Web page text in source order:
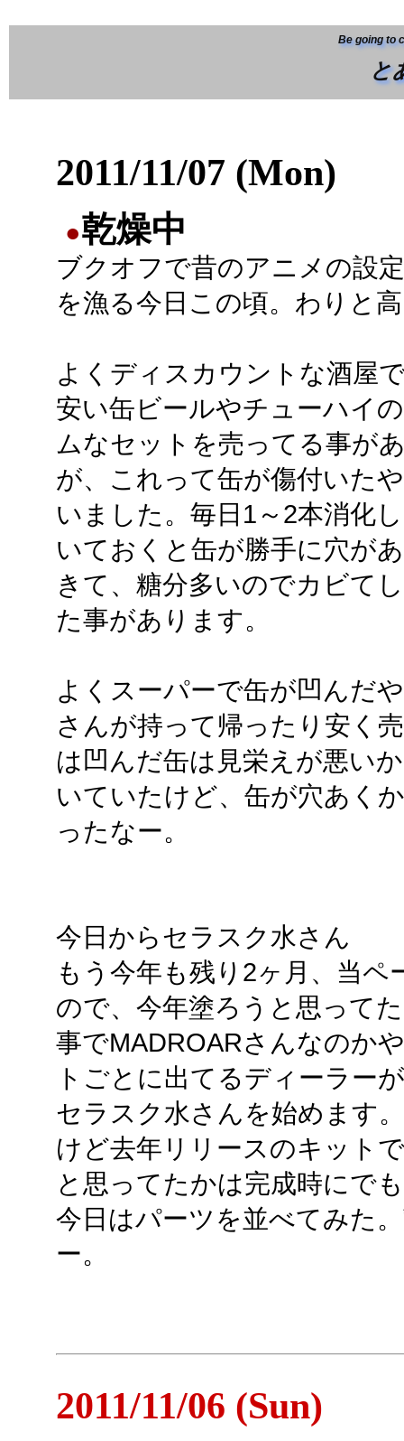
Be going to
と
2011/11/07 (Mon)
●乾燥中
ブクオフで昔のアニメの設
を漁る今日この頃。わりと
よくディスカウントな酒屋
安い缶ビールやチューハイ
ムなセットを売ってる事が
が、これって缶が傷付いた
いました。毎日1～2本消化
いておくと缶が勝手に穴が
きて、糖分多いのでカビて
た事があります。
よくスーパーで缶が凹んだ
さんが持って帰ったり安く
は凹んだ缶は見栄えが悪い
いていたけど、缶が穴あく
ったなー。
今日からセラスク水さん
もう今年も残り2ヶ月、当
ので、今年塗ろうと思って
事でMADROARさんなのか
トごとに出てるディーラー
セラスク水さんを始めます
けど去年リリースのキット
と思ってたかは完成時にで
今日はパーツを並べてみた
ー。
2011/11/06 (Sun)